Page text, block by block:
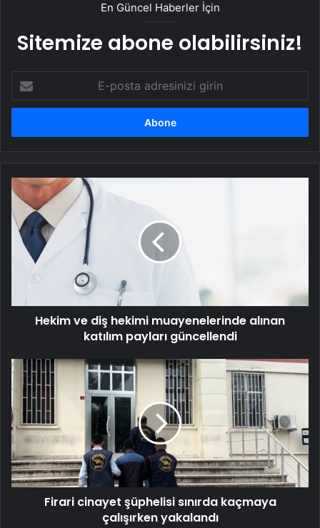
En Güncel Haberler İçin
Sitemize abone olabilirsiniz!
posta
adresinizi
Hekim
ve
diş
hekimi
muayenelerinde
alınan
güncellendi
Hekim ve diş hekimi muayenelerinde alınan
katılım payları güncellendi
Firari
cinayet
şüphelisi
sınırda
kaçmaya
çalışırken
yakalandı
Firari cinayet şüphelisi sınırda kaçmaya
çalışırken yakalandı